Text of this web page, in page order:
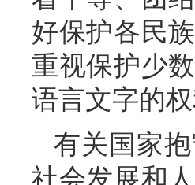
好保护各民
重视保护少
语言文字的
有关国家
社会发展和